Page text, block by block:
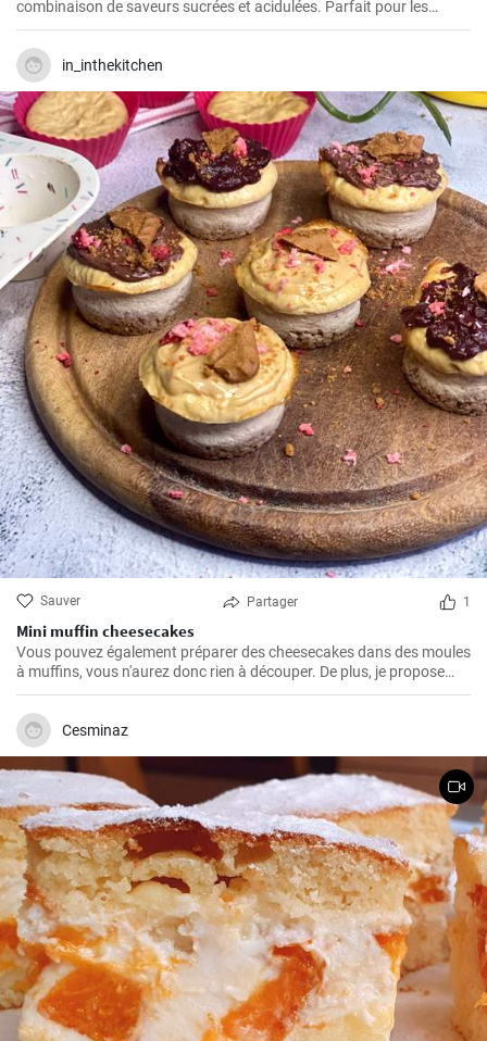
combinaison de saveurs sucrées et acidulées. Parfait pour les
journées d'été ou comme dessert après un déjeuner dominical.
in_inthekitchen
Sauver Partager 1
Mini muffin cheesecakes
Vous pouvez également préparer des cheesecakes dans des moules
à muffins, vous n'aurez donc rien à découper. De plus, je propose
une recette un peu plus légère.
Cesminaz